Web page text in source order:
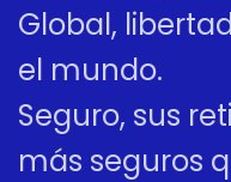
Global,
el mundo.
Seguro, sus
más seguros